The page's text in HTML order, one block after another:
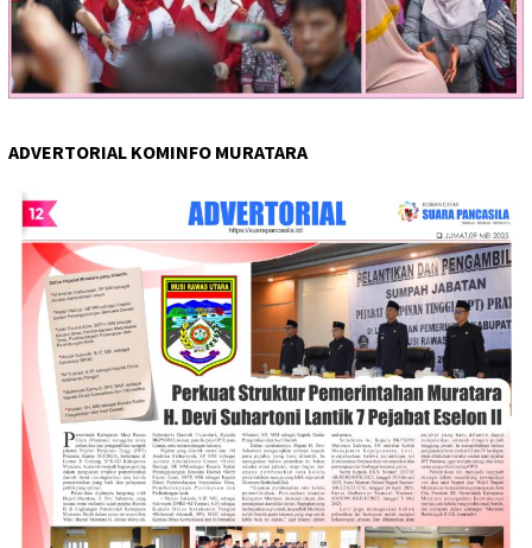
ADVERTORIAL KOMINFO MURATARA